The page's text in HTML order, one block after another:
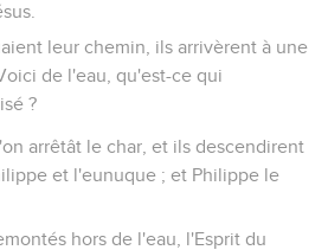
leur chemin, ils arrivèrent à une
de l'eau, qu'est-ce qui
?
arrêtât le char, et ils descendirent
et l'eunuque ; et Philippe le
hors de l'eau, l'Esprit du